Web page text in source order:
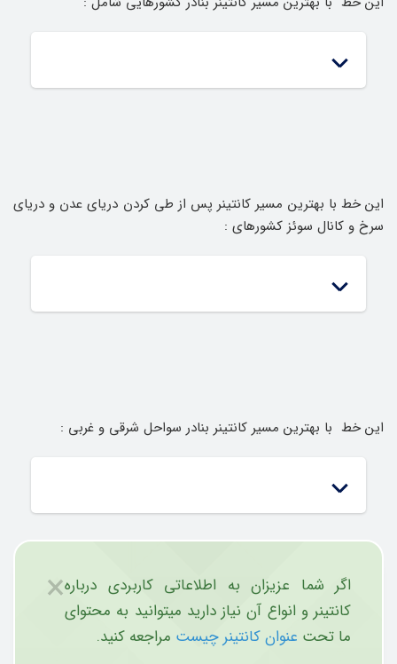
این خط با بهترین مسیر کانتینر پس از طی کردن دریای عدن و دریای
سرخ و کانال سوئز کشورهای :
این خط با بهترین مسیر کانتینر بنادر سواحل شرقی و غربی :
×اگر شما عزیزان به اطلاعاتی کاربردی درباره
کانتینر و انواع آن نیاز دارید میتوانید به محتوای
ما تحت عنوان کانتینر چیست مراجعه کنید.